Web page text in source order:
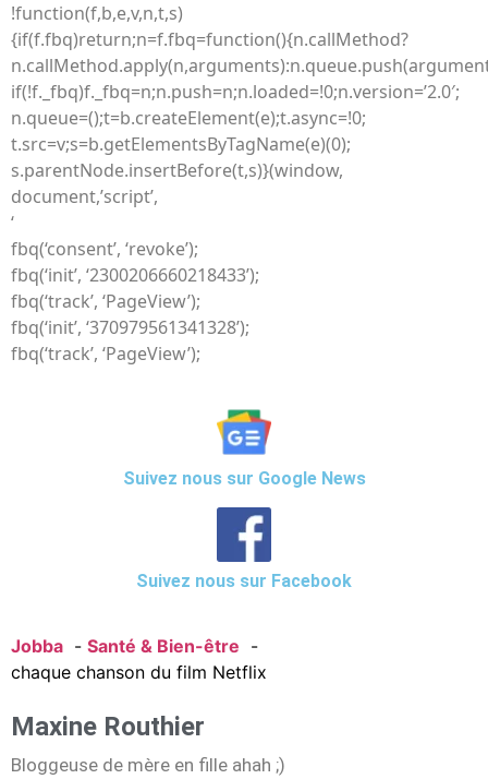
!function(f,b,e,v,n,t,s)
{if(f.fbq)return;n=f.fbq=function(){n.callMethod?
if(!f._fbq)f._fbq=n;n.push=n;n.loaded=!0;n.version=’2.0′;
n.queue=();t=b.createElement(e);t.async=!0;
t.src=v;s=b.getElementsByTagName(e)(0);
s.parentNode.insertBefore(t,s)}(window,
document,’script’,
‘
fbq(‘consent’, ‘revoke’);
fbq(‘init’, ‘2300206660218433’);
fbq(‘track’, ‘PageView’);
fbq(‘init’, ‘370979561341328’);
fbq(‘track’, ‘PageView’);
Suivez nous sur Google News
Suivez nous sur Facebook
Jobba
Santé & Bien-être
chaque chanson du film Netflix
Maxine Routhier
Bloggeuse de mère en fille ahah ;)